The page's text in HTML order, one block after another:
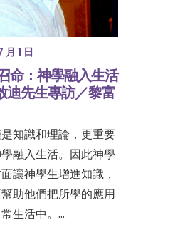
1 日
命：神學融入生活
先生專訪／黎富
知識和理論，更重要
融入生活。因此神學
讓神學生增進知識，
助他們把所學的應用
生活中。…